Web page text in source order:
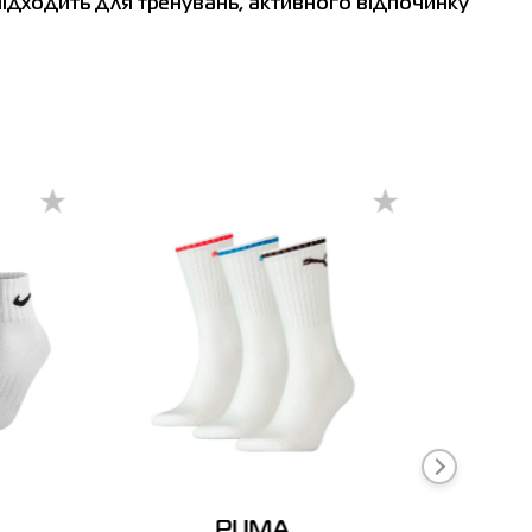
для тренувань, активного відпочинку